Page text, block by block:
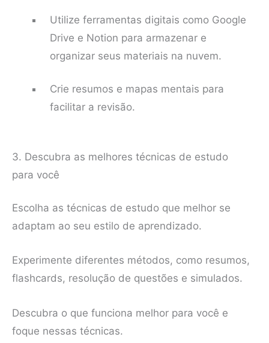
Utilize ferramentas digitais como Google
Drive e Notion para armazenar e
organizar seus materiais na nuvem.
Crie resumos e mapas mentais para
facilitar a revisão.
3. Descubra as melhores técnicas de estudo
para você
Escolha as técnicas de estudo que melhor se
adaptam ao seu estilo de aprendizado.
Experimente diferentes métodos, como resumos,
flashcards, resolução de questões e simulados.
Descubra o que funciona melhor para você e
foque nessas técnicas.